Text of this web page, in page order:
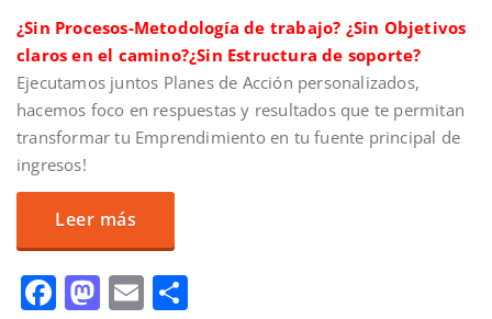
¿Sin Procesos-Metodología de trabajo? ¿Sin Objetivos
claros en el camino?¿Sin Estructura de soporte?
Ejecutamos juntos Planes de Acción personalizados,
hacemos foco en respuestas y resultados que te permitan
transformar tu Emprendimiento en tu fuente principal de
ingresos!
Leer más
Facebook
Mastodon
Email